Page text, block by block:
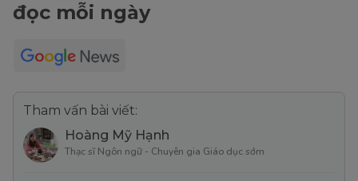
đọc mỗi ngày
Tham vấn bài viết:
Hoàng Mỹ Hạnh
Thạc sĩ Ngôn ngữ - Chuyên gia Giáo dục sớm